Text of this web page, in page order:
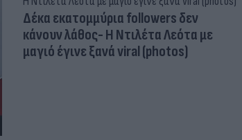
Δέκα εκατομμύρια followers δεν
κάνουν λάθος- Η Ντιλέτα Λεότα με
μαγιό έγινε ξανά viral (photos)